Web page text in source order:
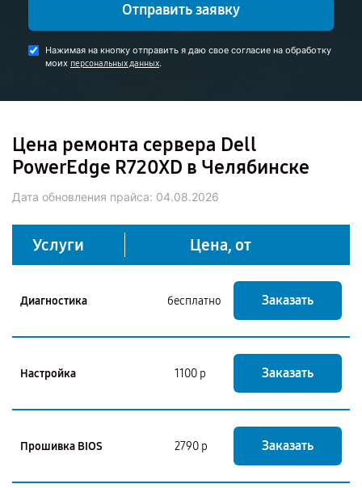
Отправить заявку
Нажимая на кнопку отправить я даю свое согласие на обработку
моих персональных данных.
Цена ремонта сервера Dell
PowerEdge R720XD в Челябинске
Дата обновления прайса: 04.08.2026
Услуги Цена, от
Диагностика бесплатно Заказать
Настройка 1100 р Заказать
Прошивка BIOS 2790 р Заказать